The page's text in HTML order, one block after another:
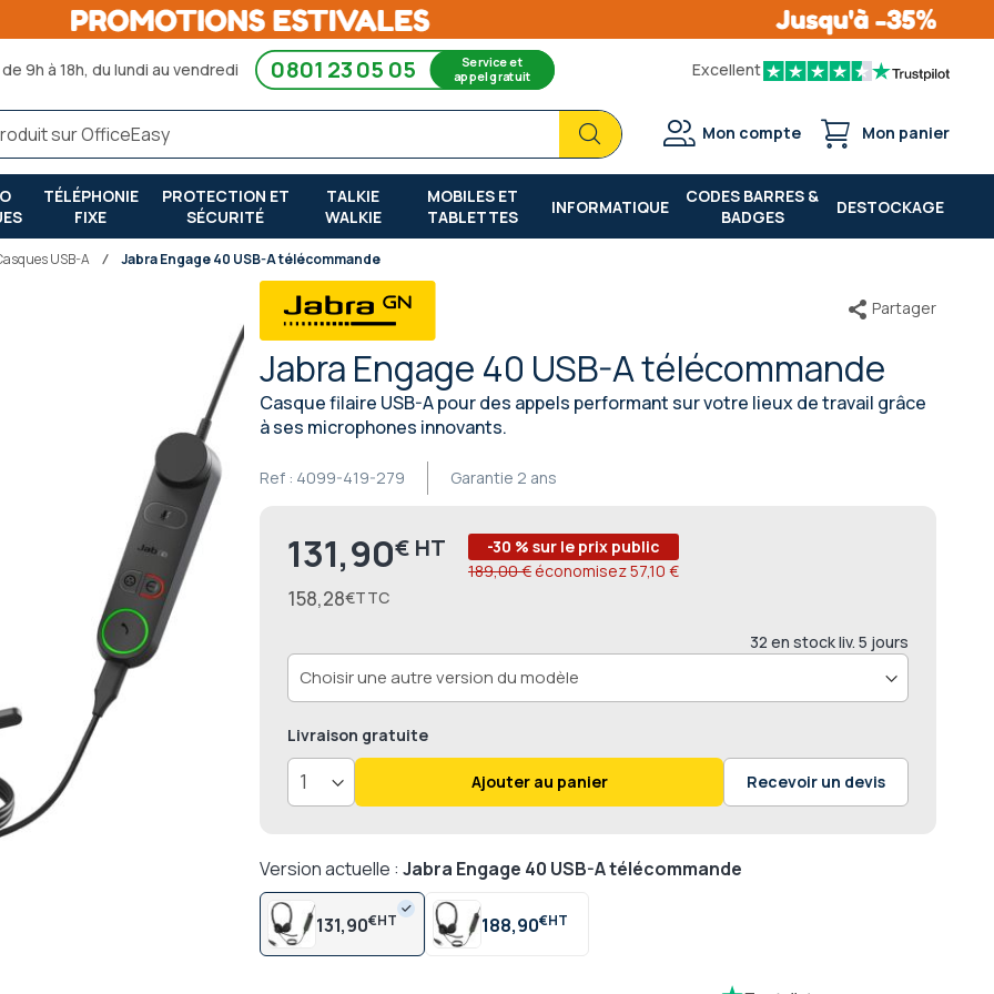
9h à 18h, du lundi au vendredi 0801 23 05 05 Service et
appel gratuit Excellent
Chercher
Chercher
Mon compte Mon panier
TÉLÉPHONIE
FIXE
PROTECTION ET
SÉCURITÉ
TALKIE
WALKIE
MOBILES ET
TABLETTES
INFORMATIQUE
CODES BARRES &
BADGES
DESTOCKAGE
USB-A Jabra Engage 40 USB-A télécommande
Jabra Engage 40 USB-A télécommande
Casque filaire USB-A pour des appels performant sur votre lieux de travail grâce
à ses microphones innovants.
Garantie 2 ans
Ref : 4099-419-279
Partager
Prix
131,90€
158,28€
-30 % sur le prix public
189,00 € économisez57,10 €
32 en stock liv. 5 jours
Livraison gratuite
Ajouter au panier Recevoir un devis
Version actuelle : Jabra Engage 40 USB-A télécommande
131,90€ 188,90€